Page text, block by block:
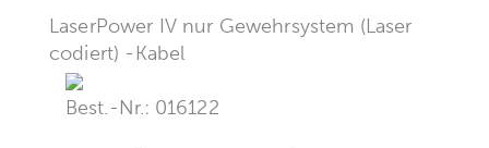
LaserPower IV nur Gewehrsystem (Laser
codiert) -Kabel
Best.-Nr.: 016122